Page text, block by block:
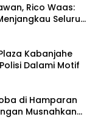
Rico Waas:
Seluruh
Kabanjahe
Dalami Motif
di Hamparan
Musnahkan